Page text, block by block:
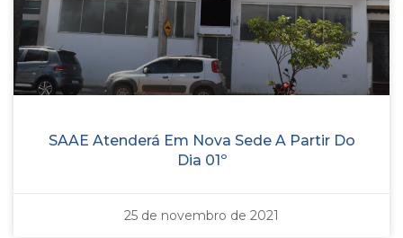
SAAE Atenderá Em Nova Sede A Partir Do
Dia 01º
25 de novembro de 2021